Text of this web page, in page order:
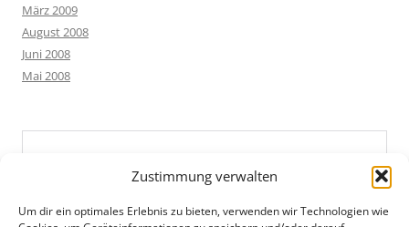
Zustimmung verwalten
Um dir ein optimales Erlebnis zu bieten, verwenden wir Technologien wie
März 2009
August 2008
Juni 2008
Mai 2008